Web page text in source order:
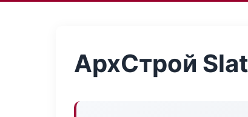
АрхСтрой